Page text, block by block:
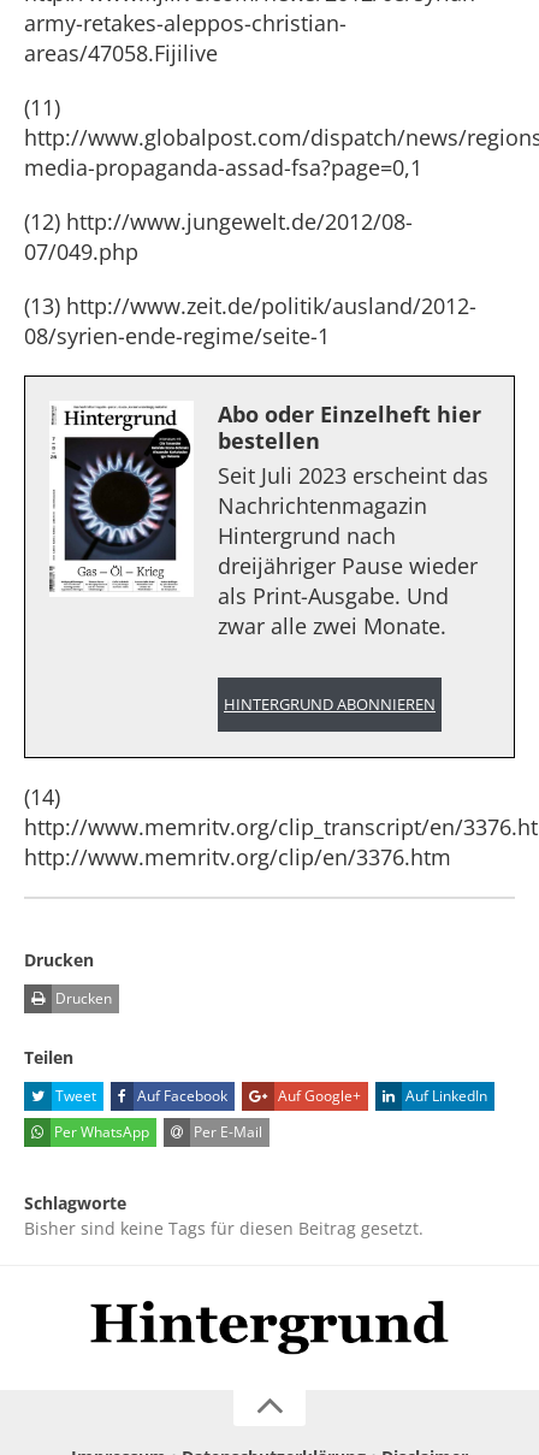
army-retakes-aleppos-christian-
areas/47058.Fijilive
(11)
http://www.globalpost.com/dispatch/news/
media-propaganda-assad-fsa?page=0,1
(12) http://www.jungewelt.de/2012/08-
07/049.php
(13) http://www.zeit.de/politik/ausland/2012-
08/syrien-ende-regime/seite-1
Abo oder Einzelheft hier
bestellen
Seit Juli 2023 erscheint das
Nachrichtenmagazin
Hintergrund nach
dreijähriger Pause wieder
als Print-Ausgabe. Und
zwar alle zwei Monate.
HINTERGRUND ABONNIEREN
(14)
http://www.memritv.org/clip_transcript/en/
http://www.memritv.org/clip/en/3376.htm
Drucken
Drucken
Teilen
Tweet Auf Facebook Auf Google+
Auf LinkedIn
Per WhatsApp
Per E-Mail
Schlagworte
Bisher sind keine Tags für diesen Beitrag gesetzt.